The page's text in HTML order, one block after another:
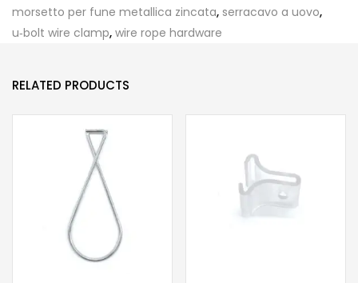
morsetto per fune metallica zincata, serracavo a uovo,
u‑bolt wire clamp, wire rope hardware
RELATED PRODUCTS